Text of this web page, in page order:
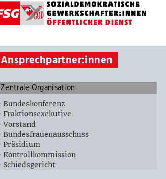
Ansprechpartner:innen
Zentrale Organisation
Bundeskonferenz
Fraktionsexekutive
Vorstand
Bundesfrauenausschuss
Präsidium
Kontrollkommission
Schiedsgericht